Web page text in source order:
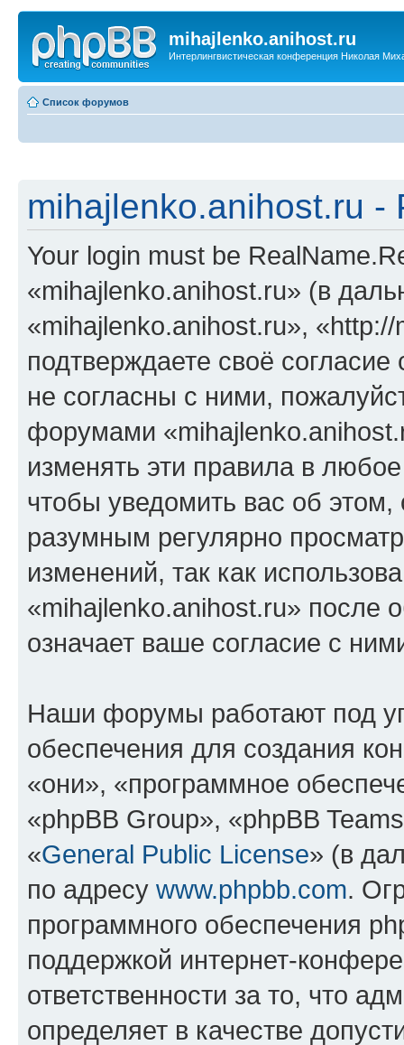
mihajlenko.anihost.ru
Интерлингвистическая конференция Николая
Список форумов
mihajlenko.anihost.ru -
Your login must be
«mihajlenko.anihost.ru» (в
«mihajlenko.anihost.ru»,
подтверждаете своё
не согласны с ними,
форумами
изменять эти правила в
чтобы уведомить вас об
разумным регулярно
изменений, так как
«mihajlenko.anihost.ru» после
означает ваше согласие с
Наши форумы работают под
обеспечения для создания
«они», «программное
«phpBB Group», «phpBB
«General Public License» (в
по адресу www.phpbb.com.
программного обеспечения
поддержкой интернет-
ответственности за то, что
определяет в качестве